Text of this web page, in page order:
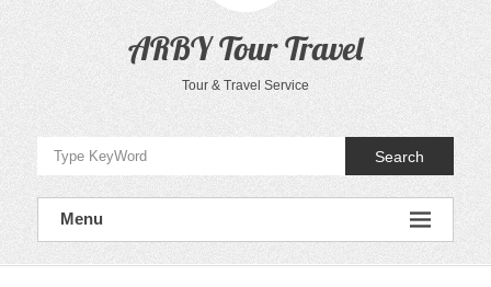
ARBY Tour Travel
Tour & Travel Service
Search
Menu